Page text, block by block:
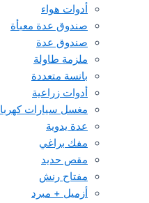
أدوات هواء
صندوق عدة معبأة
صندوق عدة
ملزمة طاولة
بانسة متعددة
أدوات زراعية
مغسل سيارات
عدة يدوية
مفك براغي
مقص حديد
مفتاح رنش
أزميل + مبرد